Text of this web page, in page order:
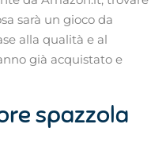
sarà un gioco da
alla qualità e al
già acquistato e
spazzola